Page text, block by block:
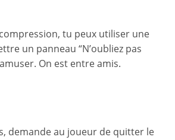
tu peux utiliser une
un panneau “N’oubliez pas
On est entre amis.
demande au joueur de quitter le